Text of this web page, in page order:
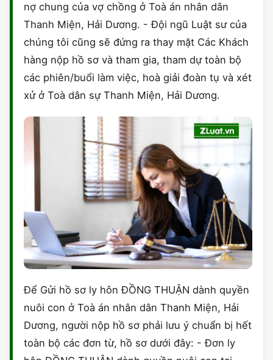
nợ chung của vợ chồng ở Toà án nhân dân
Thanh Miện, Hải Dương. - Đội ngũ Luật sư của
chúng tôi cũng sẽ đứng ra thay mặt Các Khách
hàng nộp hồ sơ và tham gia, tham dự toàn bộ
các phiên/buổi làm việc, hoà giải đoàn tụ và xét
xử ở Toà dân sự Thanh Miện, Hải Dương.
Để Gửi hồ sơ ly hôn ĐỒNG THUẬN dành quyền
nuôi con ở Toà án nhân dân Thanh Miện, Hải
Dương, người nộp hồ sơ phải lưu ý chuẩn bị hết
toàn bộ các đơn từ, hồ sơ dưới đây: - Đơn ly